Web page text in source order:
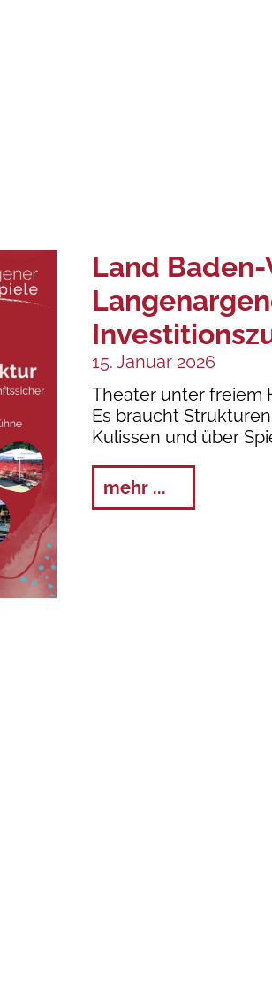
Land
15. Januar 2026
Theater unter freiem
Es braucht
Kulissen und über
mehr ...